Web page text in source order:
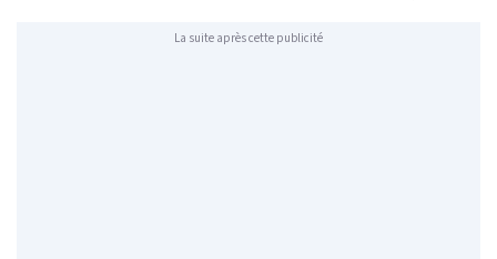
La suite après cette publicité